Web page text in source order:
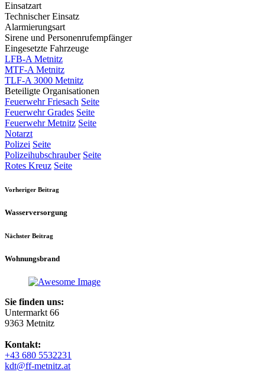
Einsatzart
Technischer Einsatz
Alarmierungsart
Sirene und Personenrufempfänger
Eingesetzte Fahrzeuge
LFB-A Metnitz
MTF-A Metnitz
TLF-A 3000 Metnitz
Beteiligte Organisationen
Feuerwehr Friesach Seite
Feuerwehr Grades Seite
Feuerwehr Metnitz Seite
Notarzt
Polizei Seite
Polizeihubschrauber Seite
Rotes Kreuz Seite
Vorheriger Beitrag
Wasserversorgung
Nächster Beitrag
Wohnungsbrand
Sie finden uns:
Untermarkt 66
9363 Metnitz
Kontakt:
+43 680 5532231
kdt@ff-metnitz.at